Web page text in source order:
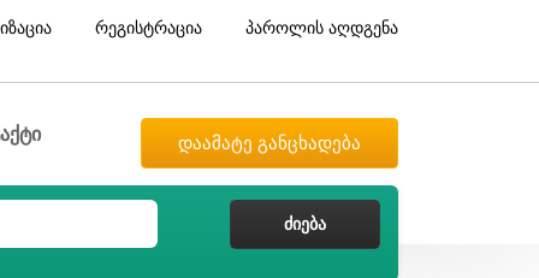
რეგისტრაცია პაროლის აღდგენა
დაამატე განცხადება